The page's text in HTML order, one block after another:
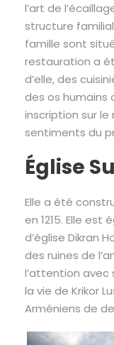
l’art de
structure
famille sont
restauration a
d’elle, des
des os humains
inscription sur le
sentiments du
Église
Elle a été
en 1215. Elle
d’église Dikran
des ruines de
l’attention avec
la vie de Krikor
Arméniens de